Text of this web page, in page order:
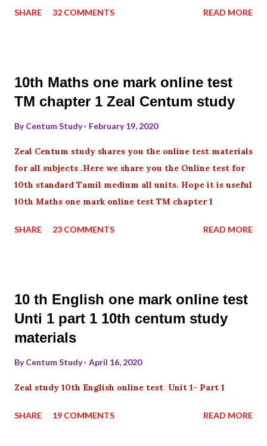
SHARE 32 COMMENTS READ MORE
10th Maths one mark online test
TM chapter 1 Zeal Centum study
ByCentum Study February 19, 2020
Zeal Centum study shares you the online test materials
for all subjects .Here we share you the Online test for
10th standard Tamil medium all units. Hope it is useful
10th Maths one mark online test TM chapter 1
SHARE 23 COMMENTS READ MORE
10 th English one mark online test
Unti 1 part 1 10th centum study
materials
ByCentum Study April 16, 2020
Zeal study 10th English online test Unit 1- Part 1
SHARE 19 COMMENTS READ MORE